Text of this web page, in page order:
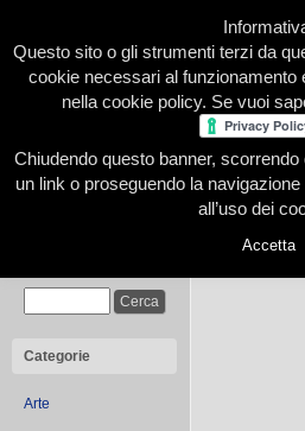
Home Presentazione
Categorie
Arte
You
Questo sito o gli strumenti terzi da
cookie necessari al funzionamento
nella cookie policy. Se vuoi
Chiudendo questo banner,
un link o proseguendo la
all’uso dei
Accetta